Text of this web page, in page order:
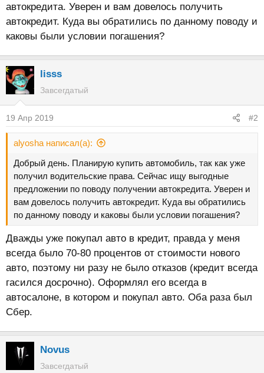
автокредита. Уверен и вам довелось получить
автокредит. Куда вы обратились по данному поводу и
каковы были условии погашения?
lisss
Завсегдатый
19 Апр 2019 #2
alyosha написал(а):
Добрый день. Планирую купить автомобиль, так как уже
получил водительские права. Сейчас ищу выгодные
предложении по поводу получении автокредита. Уверен и
вам довелось получить автокредит. Куда вы обратились
по данному поводу и каковы были условии погашения?
Дважды уже покупал авто в кредит, правда у меня
всегда было 70-80 процентов от стоимости нового
авто, поэтому ни разу не было отказов (кредит всегда
гасился досрочно). Оформлял его всегда в
автосалоне, в котором и покупал авто. Оба раза был
Сбер.
Novus
Завсегдатый